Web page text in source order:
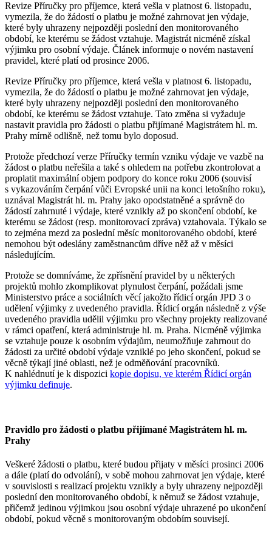
Revize Příručky pro příjemce, která vešla v platnost 6. listopadu,
vymezila, že do žádostí o platbu je možné zahrnovat jen výdaje,
které byly uhrazeny nejpozději poslední den monitorovaného
období, ke kterému se žádost vztahuje. Magistrát nicméně získal
výjimku pro osobní výdaje. Článek informuje o novém nastavení
pravidel, které platí od prosince 2006.
Revize Příručky pro příjemce, která vešla v platnost 6. listopadu,
vymezila, že do žádostí o platbu je možné zahrnovat jen výdaje,
které byly uhrazeny nejpozději poslední den monitorovaného
období, ke kterému se žádost vztahuje. Tato změna si vyžaduje
nastavit pravidla pro žádosti o platbu přijímané Magistrátem hl. m.
Prahy mírně odlišně, než tomu bylo doposud.
Protože předchozí verze Příručky termín vzniku výdaje ve vazbě na
žádost o platbu neřešila a také s ohledem na potřebu zkontrolovat a
proplatit maximální objem podpory do konce roku 2006 (souvisí
s vykazováním čerpání vůči Evropské unii na konci letošního roku),
uznával Magistrát hl. m. Prahy jako opodstatněné a správně do
žádostí zahrnuté i výdaje, které vznikly až po skončení období, ke
kterému se žádost (resp. monitorovací zpráva) vztahovala. Týkalo se
to zejména mezd za poslední měsíc monitorovaného období, které
nemohou být odeslány zaměstnancům dříve něž až v měsíci
následujícím.
Protože se domníváme, že zpřísnění pravidel by u některých
projektů mohlo zkomplikovat plynulost čerpání, požádali jsme
Ministerstvo práce a sociálních věcí jakožto řídicí orgán JPD 3 o
udělení výjimky z uvedeného pravidla. Řídicí orgán následně z výše
uvedeného pravidla udělil výjimku pro všechny projekty realizované
v rámci opatření, která administruje hl. m. Praha. Nicméně výjimka
se vztahuje pouze k osobním výdajům, neumožňuje zahrnout do
žádosti za určité období výdaje vzniklé po jeho skončení, pokud se
věcně týkají jiné oblasti, než je odměňování pracovníků.
K nahlédnutí je k dispozici kopie dopisu, ve kterém Řídicí orgán
výjimku definuje.
Pravidlo pro žádosti o platbu přijímané Magistrátem hl. m.
Prahy
Veškeré žádosti o platbu, které budou přijaty v měsíci prosinci 2006
a dále (platí do odvolání), v sobě mohou zahrnovat jen výdaje, které
v souvislosti s realizací projektu vznikly a byly uhrazeny nejpozději
poslední den monitorovaného období, k němuž se žádost vztahuje,
přičemž jedinou výjimkou jsou osobní výdaje uhrazené po ukončení
období, pokud věcně s monitorovaným obdobím souvisejí.